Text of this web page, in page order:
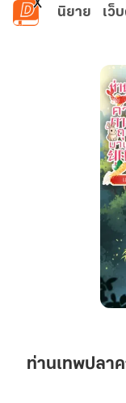
ข้ามไปยังเนื้อหาหลัก
นิยาย เว็
ปลา
ท่านเทพปลา